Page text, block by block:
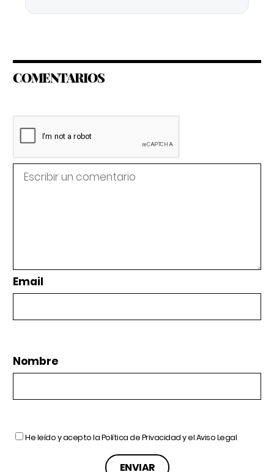
COMENTARIOS
Email
Nombre
He leído y acepto laPolítica de Privacidady elAviso Legal